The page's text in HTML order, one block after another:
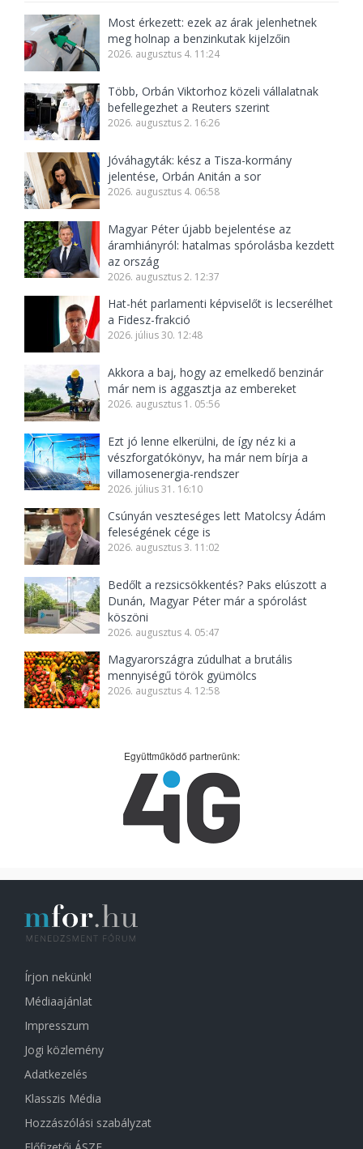
Most érkezett: ezek az árak jelenhetnek
meg holnap a benzinkutak kijelzőin
2026. augusztus 4. 11:24
Több, Orbán Viktorhoz közeli vállalatnak
befellegezhet a Reuters szerint
2026. augusztus 2. 16:26
Jóváhagyták: kész a Tisza-kormány
jelentése, Orbán Anitán a sor
2026. augusztus 4. 06:58
Magyar Péter újabb bejelentése az
áramhiányról: hatalmas spórolásba kezdett
az ország
2026. augusztus 2. 12:37
Hat-hét parlamenti képviselőt is lecserélhet
a Fidesz-frakció
2026. július 30. 12:48
Akkora a baj, hogy az emelkedő benzinár
már nem is aggasztja az embereket
2026. augusztus 1. 05:56
Ezt jó lenne elkerülni, de így néz ki a
vészforgatókönyv, ha már nem bírja a
villamosenergia-rendszer
2026. július 31. 16:10
Csúnyán veszteséges lett Matolcsy Ádám
feleségének cége is
2026. augusztus 3. 11:02
Bedőlt a rezsicsökkentés? Paks elúszott a
Dunán, Magyar Péter már a spórolást
köszöni
2026. augusztus 4. 05:47
Magyarországra zúdulhat a brutális
mennyiségű török gyümölcs
2026. augusztus 4. 12:58
Együttműködő partnerünk:
Írjon nekünk!
Médiaajánlat
Impresszum
Jogi közlemény
Adatkezelés
Klasszis Média
Hozzászólási szabályzat